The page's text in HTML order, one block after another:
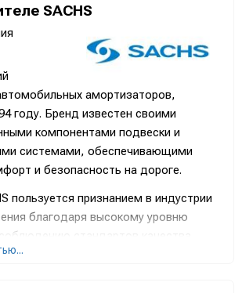
SACHS
амортизаторов,
году. Бренд известен своими
компонентами подвески и
системами, обеспечивающими
и безопасность на дороге.
пользуется признанием в индустрии
благодаря высокому уровню
стандартов качества.
известны своей эффективностью,